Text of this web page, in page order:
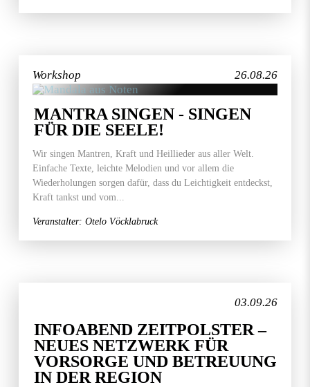
26.08.26
Workshop
MANTRA SINGEN - SINGEN
FÜR DIE SEELE!
Wir singen Mantren, Kraft und Heillieder aus aller Welt.
Einfache Texte, leichte Melodien und vor allem die
Wiederholungen sorgen dafür, dass du Leichtigkeit entdeckst,
Kraft tankst und vom...
Veranstalter: Otelo Vöcklabruck
03.09.26
INFOABEND ZEITPOLSTER –
NEUES NETZWERK FÜR
VORSORGE UND BETREUUNG
IN DER REGION